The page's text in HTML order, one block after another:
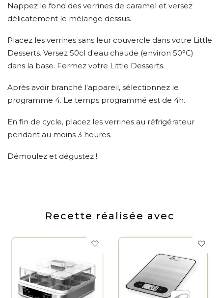
Nappez le fond des verrines de caramel et versez
délicatement le mélange dessus.
Placez les verrines sans leur couvercle dans votre Little
Desserts. Versez 50cl d'eau chaude (environ 50°C)
dans la base. Fermez votre Little Desserts.
Après avoir branché l'appareil, sélectionnez le
programme 4. Le temps programmé est de 4h.
En fin de cycle, placez les verrines au réfrigérateur
pendant au moins 3 heures.
Démoulez et dégustez !
Recette réalisée avec